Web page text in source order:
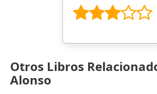
Otros Libros
Alonso